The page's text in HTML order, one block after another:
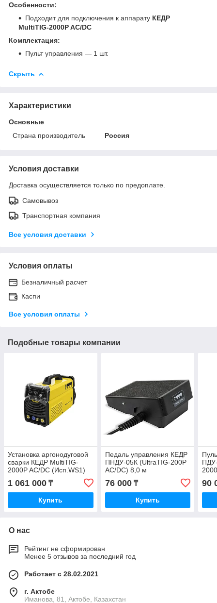
Особенности:
Подходит для подключения к аппарату КЕДР
MultiTIG-2000P AC/DC
Комплектация:
Пульт управления — 1 шт.
Скрыть
Характеристики
Основные
Страна производитель
Россия
Условия доставки
Доставка осуществляется только по предоплате.
Самовывоз
Транспортная компания
Все условия доставки
Условия оплаты
Безналичный расчет
Каспи
Все условия оплаты
Подобные товары компании
Установка аргонодуговой
сварки КЕДР MultiTIG-
2000P AC/DC (Исп.WS1)
(220В, 5-230А, с горелкой)
1 061 000 ₸
Купить
Педаль управления КЕДР
ПНДУ-05К (UltraTIG-200P
AC/DC) 8,0 м
76 000₸
Купить
90
О нас
Рейтинг не сформирован
Менее 5 отзывов за последний год
Работает с 28.02.2021
г. Актобе
Иманова, 81, Актобе, Казахстан